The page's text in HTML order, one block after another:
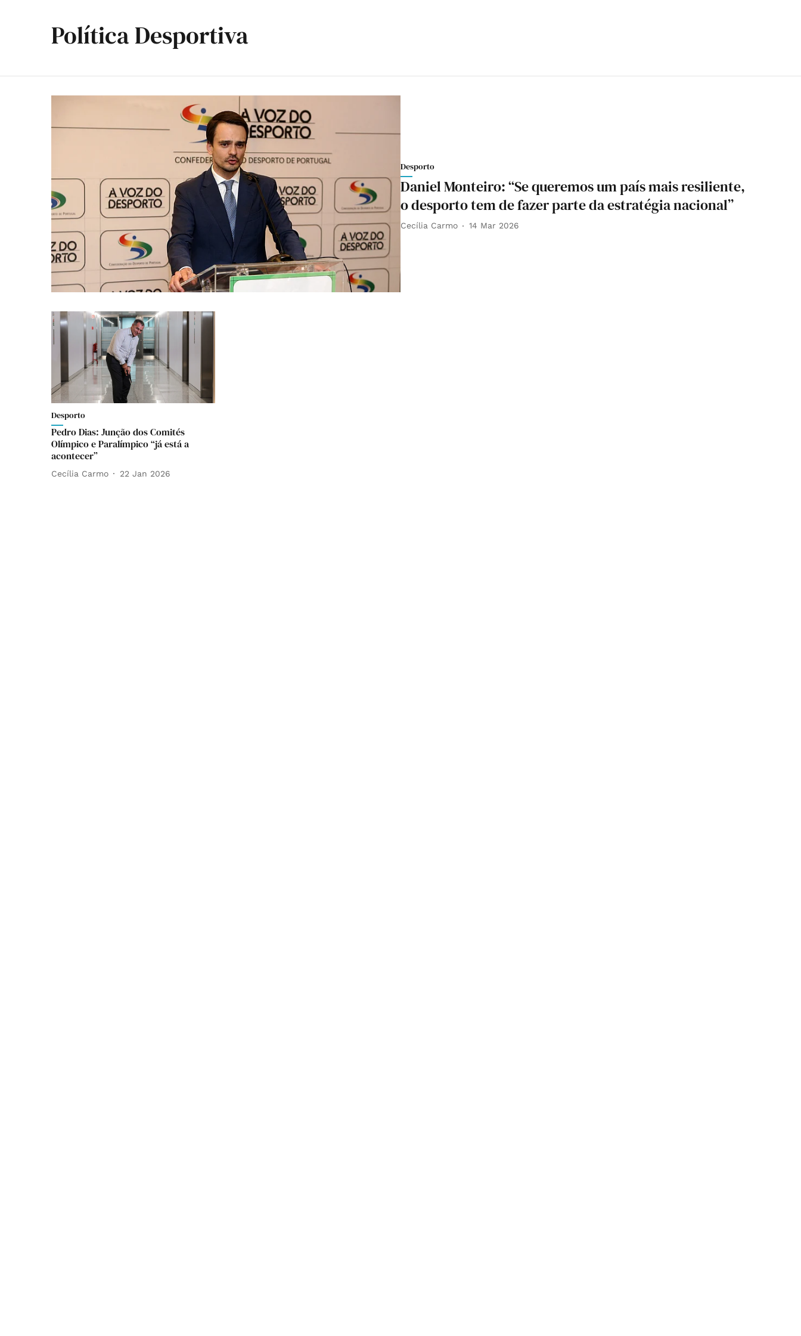
Política Desportiva
Desporto
Daniel Monteiro: “Se queremos um país mais resiliente,
o desporto tem de fazer parte da estratégia nacional”
Cecília Carmo 14 Mar 2026
Desporto
Pedro Dias: Junção dos Comités
Olímpico e Paralímpico “já está a
acontecer”
Cecília Carmo 22 Jan 2026